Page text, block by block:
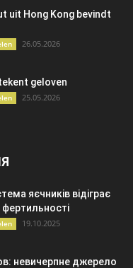
uit Hong Kong bevindt
26.05.2026
geloven
25.05.2026
яєчників відіграє
19.10.2025
невичерпне джерело